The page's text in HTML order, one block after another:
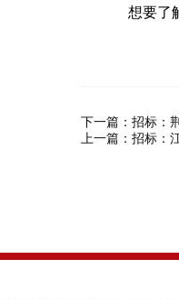
想要了解
下一篇： 招标：
上一篇： 招标：